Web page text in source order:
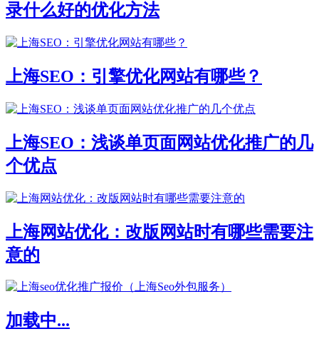
录什么好的优化方法
上海SEO：引擎优化网站有哪些？
上海SEO：浅谈单页面网站优化推广的几
个优点
上海网站优化：改版网站时有哪些需要注
意的
加载中...